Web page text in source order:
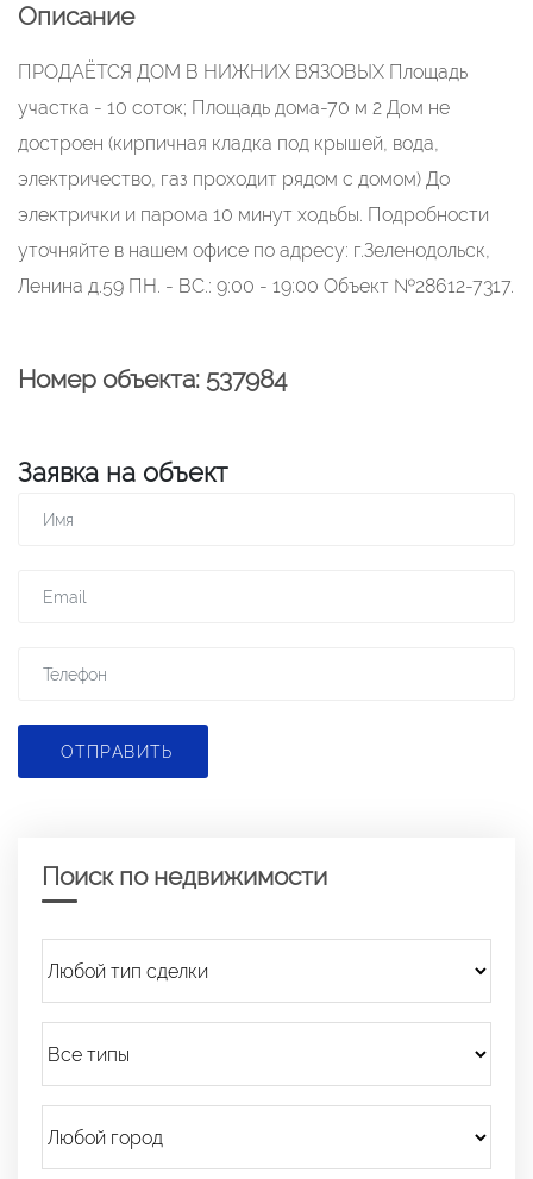
Описание
ПРОДАЁТСЯ ДОМ В НИЖНИХ ВЯЗОВЫХ Площадь
участка - 10 соток; Площадь дома-70 м 2 Дом не
достроен (кирпичная кладка под крышей, вода,
электричество, газ проходит рядом с домом) До
электрички и парома 10 минут ходьбы. Подробности
уточняйте в нашем офисе по адресу: г.Зеленодольск,
Ленина д.59 ПН. - ВС.: 9:00 - 19:00 Объект №28612-7317.
Номер объекта: 537984
Заявка на объект
ОТПРАВИТЬ
Поиск по недвижимости